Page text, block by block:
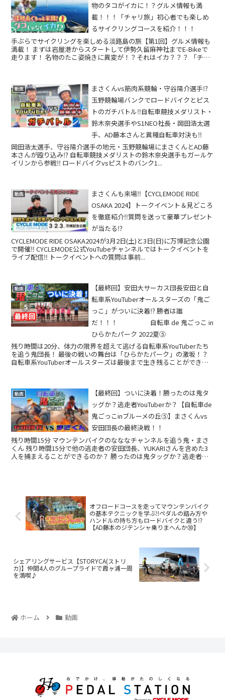
物のタコがイカに！？グルメ情報も満
載！！！「チャリ旅」初心者でも楽しめ
るサイクリングコースを紹介！！！
手ぶらでサイクリングを楽しめる淡路島の旅【第1回】グルメ情報も
満載！ まずは岩屋港からスタートして伊勢久留麻神社までE-Bikeで
走ります！ 名物のたこ姿焼きに異変が！？それはイカ？？？ 「チャ
動画
まさくんvs筋肉系競輪・守谷陽介選手⁉️
玉野競輪場バンクでロードバイクとピス
トのガチバトル‼️自転車競技メダリスト・
鈴木奈央選手やS1NEO社長・岡田浩太選
手、AD藤本さんと異種自転車対決も‼️
岡田浩太選手、守谷陽介選手の地元・玉野競輪場にまさくんとAD藤
本さんが殴り込み⁉️ 自転車競技メダリストの鈴木奈央選手もガールケ
イリンから参戦‼️ ロードバイクvsピストのバンク1...
動画
まさくんも来場‼【CYCLEMODE RIDE
OSAKA 2024】トークイベント＆見どころ
を徹底紹介‼️質問を送って豪華プレゼント
が当たる⁉️
CYCLEMODE RIDE OSAKA2024が3月2日(土)と3日(日)に万博記念公園
で開催‼ CYCLEMODE公式YouTubeチャンネルではトークイベントを
ライブ配信‼ トークイベントへの質問は事前...
動画
【最終回】安田大サーカス団長安田と自
転車系YouTuberオールスターズの「鬼ご
っこ」がついに決着⁉ 勝者は誰
だ！！！ 自転車 de 鬼ごっこ in
ひらかたパーク 2022夏⑤
残り時間は20分、体力の限界を超えて逃げる自転車系YouTuberたち
を追う鬼団長！ 最後の戦いの舞台は「ひらかたパーク」の激坂！？
自転車系YouTuberオールスターズは最後まで生き残ることができる
動画
【最終回】ついに決着！勝ったのは鬼タ
ッグか？逃走者YouTuberか？【自転車de
鬼ごっこinブルーメの丘⑤】まさくんvs
安田団長の最終決戦！！
残り時間15分 マウンテンバイクのなななチャンネルを追う鬼・まさ
くん 残り時間15分で他の逃走者の安田団長、YUKARIさんを含めた3
人を捕まえることができるのか？ 勝ったのは鬼タッグか？逃走者
オフロードコースを走ってマウンテンバイク
の基本テクニックを学ぶ‼ペダルの踏み方や
ハンドルの持ち方もロードバイクと違う⁉
【AD藤本のジテンシャ乗りまへんか㉚】
シェアリングサービス【STORYCA(ストリ
カ)】仲間4人のグループライドで霞ヶ浦一周
を満喫♪
ホーム 動画